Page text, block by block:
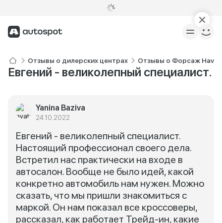
Отзывы о дилерских центрах Отзывы о Форсаж Haval
Евгений - великолепный специалист.
Yanina Baziva
24.10.2022
Евгений - великолепный специалист.
Настоящий профессионал своего дела.
Встретил нас практически на входе в
автосалон. Вообще не было идей, какой
конкретно автомобиль нам нужен. Можно
сказать, что мы пришли знакомиться с
маркой. Он нам показал все кроссоверы,
рассказал, как работает Трейд-ин, какие